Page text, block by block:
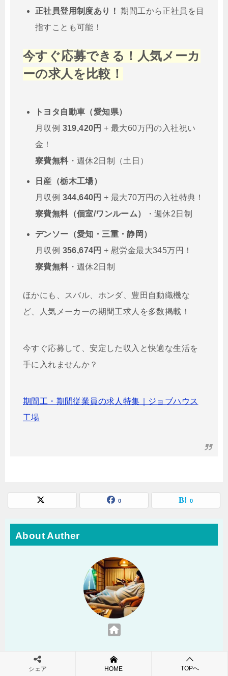
正社員登用制度あり！ 期間工から正社員を目
指すことも可能！
今すぐ応募できる！人気メーカ
ーの求人を比較！
トヨタ自動車（愛知県）
月収例 319,420円 + 最大60万円の入社祝い
金！
寮費無料 ・週休2日制（土日）
日産（栃木工場）
月収例 344,640円 + 最大70万円の入社特典！
寮費無料（個室/ワンルーム）
・週休2日制
デンソー（愛知・三重・静岡）
月収例 356,674円 + 慰労金最大345万円！
寮費無料 ・週休2日制
ほかにも、スバル、ホンダ、豊田自動織機な
ど、人気メーカーの期間工求人を多数掲載！
今すぐ応募して、安定した収入と快適な生活を
手に入れませんか？
期間工・期間従業員の求人特集｜ジョブハウス
工場
0 0
About Auther
ウッチー
シェア HOME TOPへ